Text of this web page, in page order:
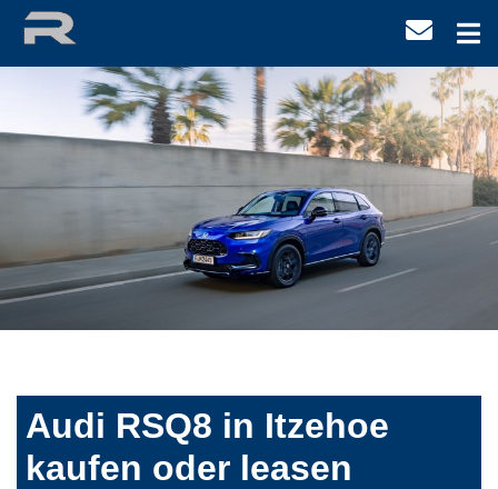
Audi RSQ8 in Itzehoe
kaufen oder leasen